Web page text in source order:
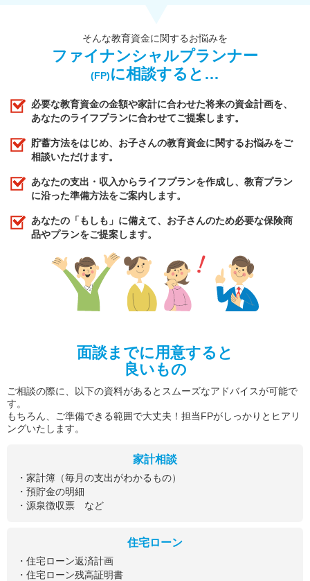
そんな教育資金に関するお悩みを
ファイナンシャルプランナー
(FP)に相談すると…
必要な教育資金の金額や家計に合わせた将来の資金計画を、
あなたのライフプランに合わせてご提案します。
貯蓄方法をはじめ、お子さんの教育資金に関するお悩みをご
相談いただけます。
あなたの支出・収入からライフプランを作成し、教育プラン
に沿った準備方法をご案内します。
あなたの「もしも」に備えて、お子さんのため必要な保険商
品やプランをご提案します。
面談までに用意すると
良いもの
ご相談の際に、以下の資料があるとスムーズなアドバイスが可能で
す。
もちろん、ご準備できる範囲で大丈夫！担当FPがしっかりとヒアリ
ングいたします。
家計相談
・家計簿（毎月の支出がわかるもの）
・預貯金の明細
・源泉徴収票 など
住宅ローン
・住宅ローン返済計画
・住宅ローン残高証明書